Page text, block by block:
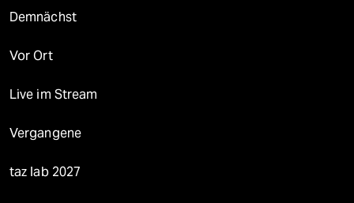
Demnächst
Vor Ort
Live im Stream
Vergangene
taz lab 2027